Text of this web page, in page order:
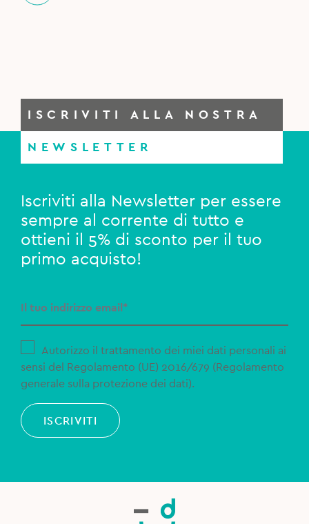
ISCRIVITI ALLA NOSTRA
NEWSLETTER
Iscriviti alla Newsletter per essere
sempre al corrente di tutto e
ottieni il 5% di sconto per il tuo
primo acquisto!
Autorizzo il trattamento dei miei dati personali ai
sensi del Regolamento (UE) 2016/679 (Regolamento
generale sulla protezione dei dati).
ISCRIVITI